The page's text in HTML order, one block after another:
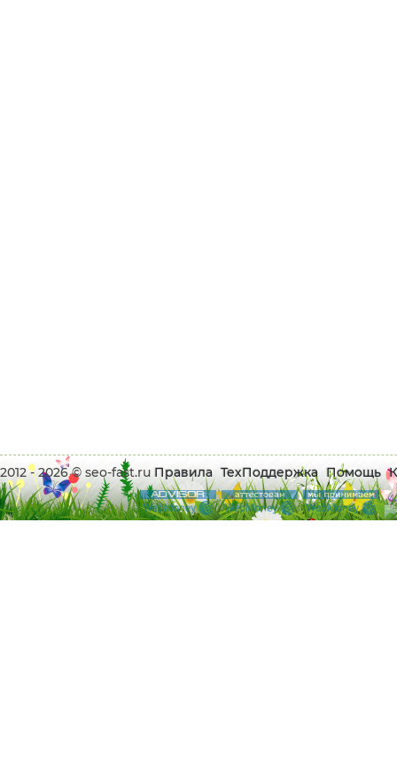
2012 - 2026 © seo-fast.ru Правила ТехПоддержка Помощь